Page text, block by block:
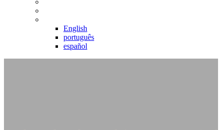
English
português
español